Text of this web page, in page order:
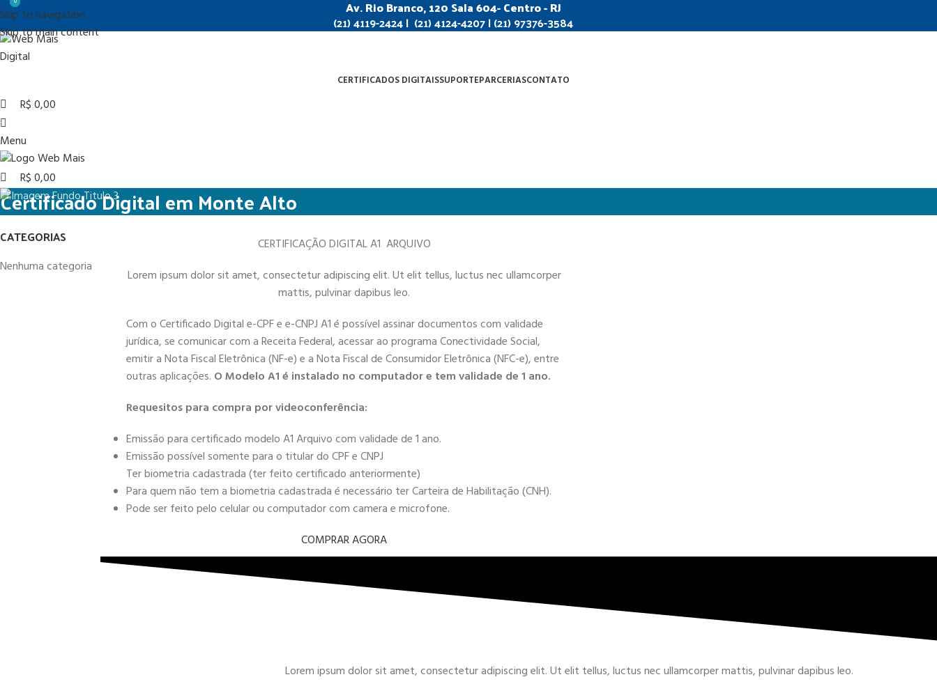
Skip to navigation
Skip to main content
Av. Rio Branco, 120 Sala 604- Centro - RJ
(21) 4119-2424 | (21) 4124-4207 | (21) 97376-3584
CERTIFICADOS DIGITAISSUPORTEPARCERIASCONTATO
R$0,00
Menu
R$0,00
Certificado Digital em Monte Alto
CATEGORIAS
Nenhuma categoria
CERTIFICAÇÃO DIGITAL A1 ARQUIVO
Lorem ipsum dolor sit amet, consectetur adipiscing elit. Ut elit tellus, luctus nec ullamcorper
mattis, pulvinar dapibus leo.
Com o Certificado Digital e-CPF e e-CNPJ A1 é possível assinar documentos com validade
jurídica, se comunicar com a Receita Federal, acessar ao programa Conectividade Social,
emitir a Nota Fiscal Eletrônica (NF-e) e a Nota Fiscal de Consumidor Eletrônica (NFC-e), entre
outras aplicações. O Modelo A1 é instalado no computador e tem validade de 1 ano.
Requesitos para compra por videoconferência:
Emissão para certificado modelo A1 Arquivo com validade de 1 ano.
Emissão possível somente para o titular do CPF e CNPJ
Ter biometria cadastrada (ter feito certificado anteriormente)
Para quem não tem a biometria cadastrada é necessário ter Carteira de Habilitação (CNH).
Pode ser feito pelo celular ou computador com camera e microfone.
COMPRAR AGORA
Lorem ipsum dolor sit amet, consectetur adipiscing elit. Ut elit tellus, luctus nec ullamcorper mattis, pulvinar dapibus leo.